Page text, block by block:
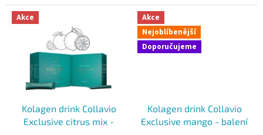
také...
Akce
Kolagen drink Collavio
Exclusive citrus mix -
Akce
Nejoblíbenější
Doporučujeme
Kolagen drink Collavio
Exclusive mango - balení